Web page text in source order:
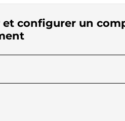
et configurer un